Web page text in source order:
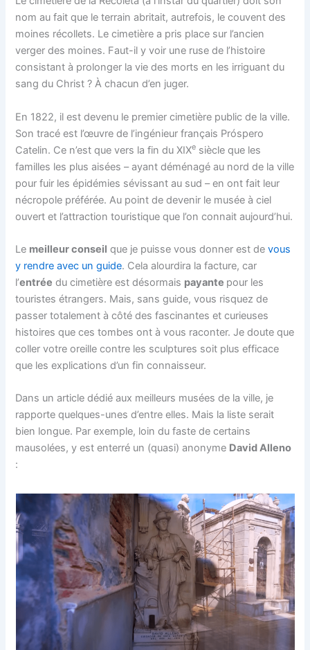
nom au fait que le terrain abritait, autrefois, le couvent des
moines récollets. Le cimetière a pris place sur l’ancien
verger des moines. Faut-il y voir une ruse de l’histoire
consistant à prolonger la vie des morts en les irriguant du
sang du Christ ? À chacun d’en juger.
En 1822, il est devenu le premier cimetière public de la ville.
Son tracé est l’œuvre de l’ingénieur français Próspero
Catelin. Ce n’est que vers la fin du XIXe siècle que les
familles les plus aisées – ayant déménagé au nord de la ville
pour fuir les épidémies sévissant au sud – en ont fait leur
nécropole préférée. Au point de devenir le musée à ciel
ouvert et l’attraction touristique que l’on connait aujourd’hui.
Le meilleur conseil que je puisse vous donner est devous
y rendre avec un guide. Cela alourdira la facture, car
l’entrée du cimetière est désormais payante pour les
touristes étrangers. Mais, sans guide, vous risquez de
passer totalement à côté des fascinantes et curieuses
histoires que ces tombes ont à vous raconter. Je doute que
coller votre oreille contre les sculptures soit plus efficace
que les explications d’un fin connaisseur.
Dans un article dédié aux meilleurs musées de la ville, je
rapporte quelques-unes d’entre elles. Mais la liste serait
bien longue. Par exemple, loin du faste de certains
mausolées, y est enterré un (quasi) anonyme David Alleno
: